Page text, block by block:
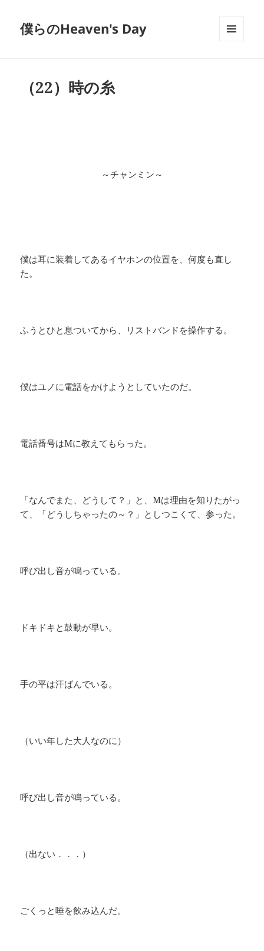
僕らのHeaven's Day
（22）時の糸
～チャンミン～
僕は耳に装着してあるイヤホンの位置を、何度も直し
た。
ふうとひと息ついてから、リストバンドを操作する。
僕はユノに電話をかけようとしていたのだ。
電話番号はMに教えてもらった。
​「なんでまた、どうして？」と、Mは理由を知りたがっ
て、「どうしちゃったの～？」としつこくて、参った。
​呼び出し音が鳴っている。
ドキドキと鼓動が早い。
手の平は汗ばんでいる。
（いい年した大人なのに）
呼び出し音が鳴っている。
（出ない．．．）
ごくっと唾を飲み込んだ。